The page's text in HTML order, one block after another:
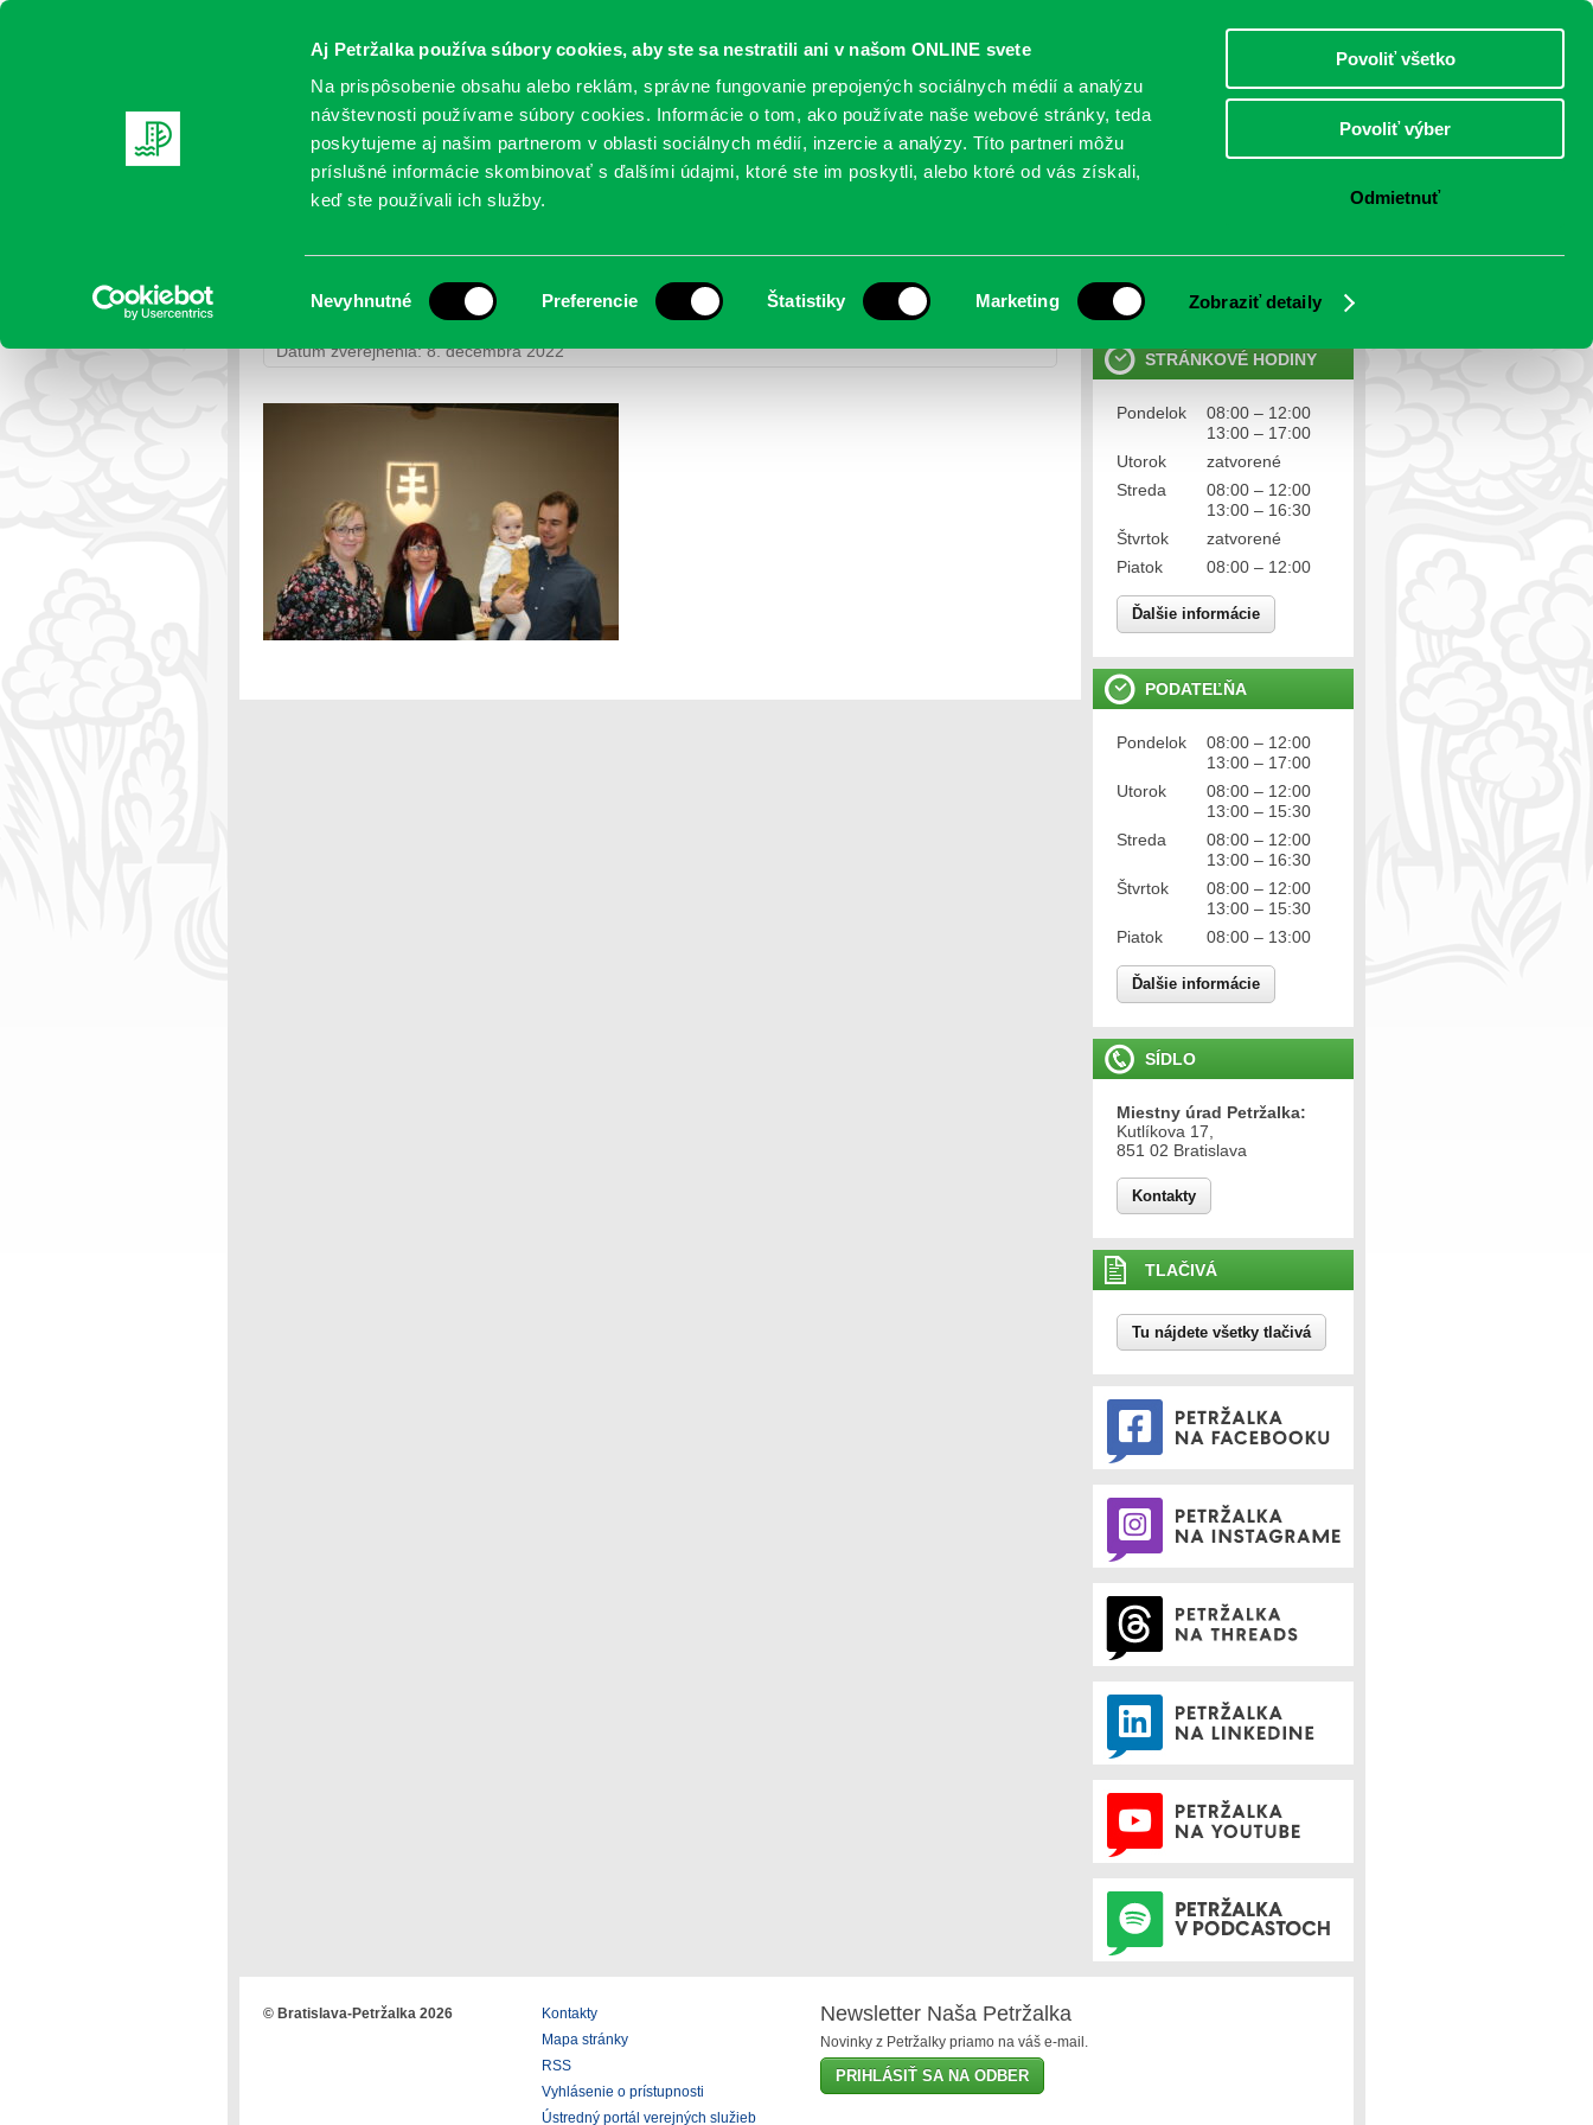
Aj Petržalka používa súbory cookies, aby ste sa nestratili ani v našom ONLINE svete
Na prispôsobenie obsahu alebo reklám, správne fungovanie prepojených sociálnych médií a analýzu
návštevnosti používame súbory cookies. Informácie o tom, ako používate naše webové stránky, teda
poskytujeme aj našim partnerom v oblasti sociálnych médií, inzercie a analýzy. Títo partneri môžu
príslušné informácie skombinovať s ďalšími údajmi, ktoré ste im poskytli, alebo ktoré od vás získali,
keď ste používali ich služby.
súhlasu
Nevyhnutné Preferencie Štatistiky Marketing Zobraziť detaily
Povoliť všetko
Povoliť výber
Odmietnuť
Oficiálne stránky
PETRŽALSKÉ KONTO
AKTUALITY SAMOSPRÁVA ORGANIZÁCIE OBLASTI NOVINY MAPY TLAČIVÁ KONTAKTY
Ochrana osobných údajov
STRÁNKOVÉ HODINY
Pondelok
08:00 – 12:00
13:00 – 17:00
Utorok
zatvorené
Streda
08:00 – 12:00
13:00 – 16:30
Štvrtok
zatvorené
Piatok
08:00 – 12:00
Ďalšie informácie
PODATEĽŇA
Pondelok
08:00 – 12:00
13:00 – 17:00
Utorok
08:00 – 12:00
13:00 – 15:30
Streda
08:00 – 12:00
13:00 – 16:30
Štvrtok
08:00 – 12:00
13:00 – 15:30
Piatok
08:00 – 13:00
Ďalšie informácie
SÍDLO
Miestny úrad Petržalka:
Kutlíkova 17,
851 02 Bratislava
Kontakty
TLAČIVÁ
Tu nájdete všetky tlačivá
IMG_4404
Petržalka>Fotogalérie >Uvítanie detí do života – 3. december 2022> IMG_4404
Dátum zverejnenia: 8. decembra 2022
© Bratislava-Petržalka 2026
Kontakty
Mapa stránky
RSS
Vyhlásenie o prístupnosti
Ústredný portál verejných služieb
Newsletter Naša Petržalka
Novinky z Petržalky priamo na váš e-mail.
PRIHLÁSIŤ SA NA ODBER